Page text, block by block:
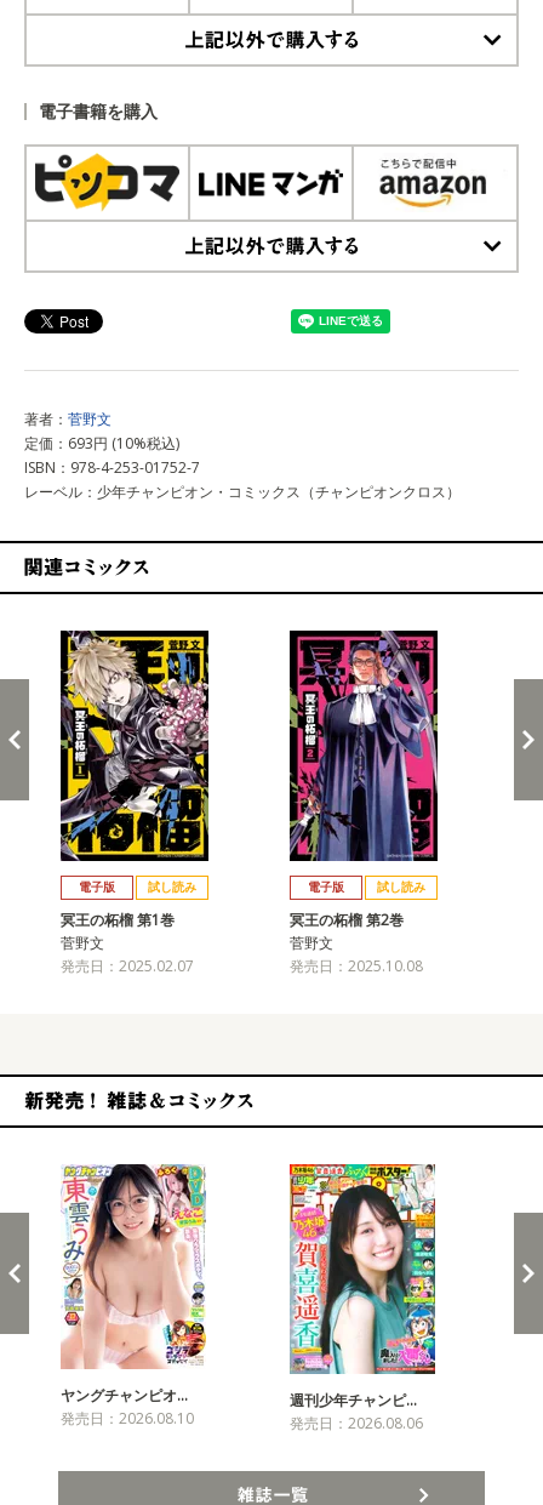
電子書籍を購入
著者： 菅野文
定価：693円 (10%税込)
ISBN：978-4-253-01752-7
レーベル：少年チャンピオン・コミックス（チャンピオンクロス）
電子版 試し読み
冥王の柘榴 第1巻
菅野文
発売日：2025.02.07
電子版 試し読み
冥王の柘榴 第2巻
菅野文
発売日：2025.10.08
ヤングチャンピオ…
発売日：2026.08.10
週刊少年チャンピ…
発売日：2026.08.06